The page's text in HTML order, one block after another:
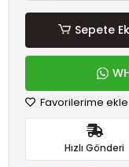
Sepete
Favorilerime ekle
Hızlı Gönderi